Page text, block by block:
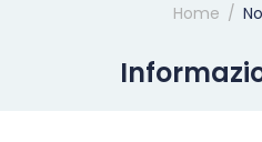
Home